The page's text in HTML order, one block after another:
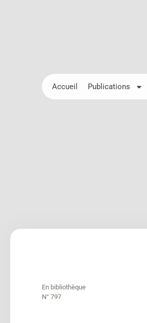
Accueil Publications
En bibliothèque
N° 797